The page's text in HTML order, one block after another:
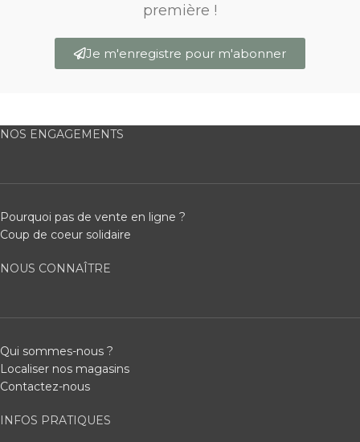
première !
Je m'enregistre pour m'abonner
NOS ENGAGEMENTS
Pourquoi pas de vente en ligne ?
Coup de coeur solidaire
NOUS CONNAÎTRE
Qui sommes-nous ?
Localiser nos magasins
Contactez-nous
INFOS PRATIQUES